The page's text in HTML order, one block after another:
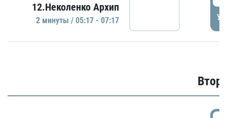
12.Неколенко Архип
2 минуты / 05:17 - 07:17